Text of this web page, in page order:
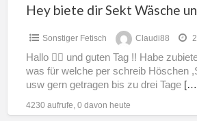
Hey biete dir Sekt Wäsche
Sonstiger Fetisch Claudi88
Hallo 🙋‍♀️ und guten Tag !! Habe
was für welche per schreib Höschen
usw gern getragen bis zu drei Tage
4230 aufrufe, 0 davon heute